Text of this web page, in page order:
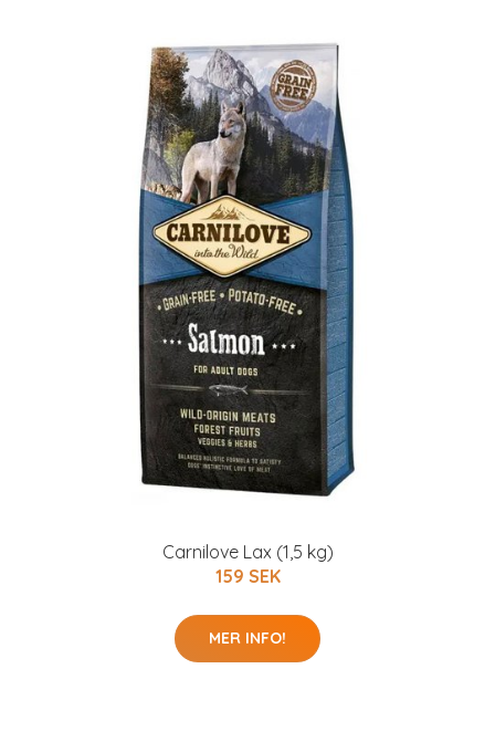
Carnilove Lax (1,5 kg)
159 SEK
MER INFO!